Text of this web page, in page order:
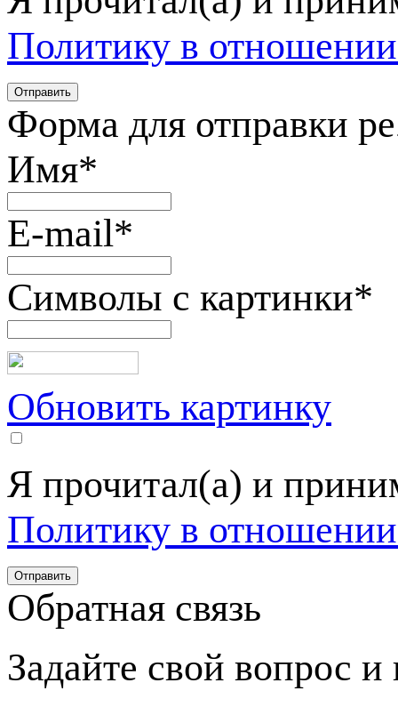
Политику в
Форма для отправки
Имя*
E-mail*
Символы с картинки*
Обновить картинку
Я прочитал(а) и
Политику в
Обратная связь
Задайте свой вопрос